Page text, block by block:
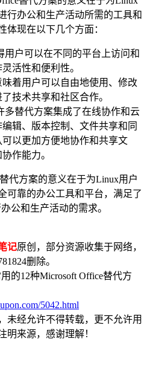
行办公和生产活动所需的工具和
体现在以下几个方面：
用户可以在不同的平台上访问和
活性和便利性。
着用户可以自由地使用、修改
技术共享和社区合作。
多替代方案集成了在线协作和云
辑、版本控制、文件共享和同
以更加方便地协作和共享文
作能力。
代方案的意义在于为Linux用户
可靠的办公工具和平台，满足了
公和生产活动的需求。
记原创，部分资源收集于网络，
删除。
的12种Microsoft Office替代方
5042.html
未经允许不得转载，更不允许用
明来源，感谢理解！